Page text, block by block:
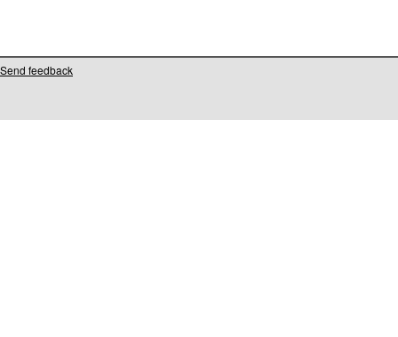
Send feedback